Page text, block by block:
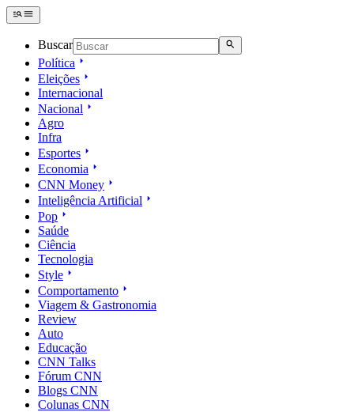
Buscar
Política
Eleições
Internacional
Nacional
Agro
Infra
Esportes
Economia
CNN Money
Inteligência Artificial
Pop
Saúde
Ciência
Tecnologia
Style
Comportamento
Viagem & Gastronomia
Review
Auto
Educação
CNN Talks
Fórum CNN
Blogs CNN
Colunas CNN